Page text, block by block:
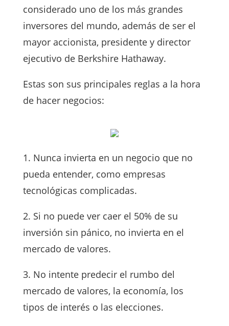
considerado uno de los más grandes
inversores del mundo, ​además de ser el
mayor accionista, presidente y director
ejecutivo de Berkshire Hathaway.
Estas son sus principales reglas a la hora
de hacer negocios:
1. Nunca invierta en un negocio que no
pueda entender, como empresas
tecnológicas complicadas.
2. Si no puede ver caer el 50% de su
inversión sin pánico, no invierta en el
mercado de valores.
3. No intente predecir el rumbo del
mercado de valores, la economía, los
tipos de interés o las elecciones.